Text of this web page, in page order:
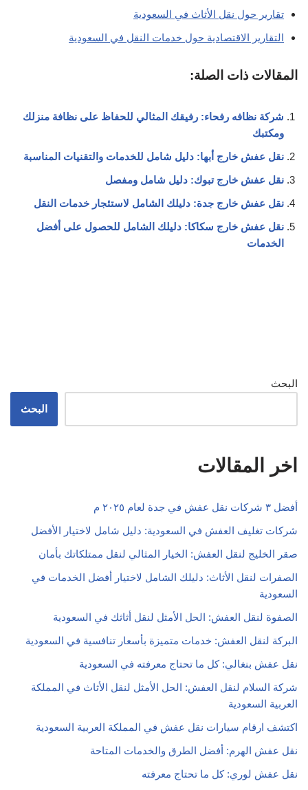
تقارير حول نقل الأثاث في السعودية
التقارير الاقتصادية حول خدمات النقل في السعودية
المقالات ذات الصلة:
شركة نظافه رفحاء: رفيقك المثالي للحفاظ على نظافة منزلك
ومكتبك
نقل عفش خارج أبها: دليل شامل للخدمات والتقنيات المناسبة
نقل عفش خارج تبوك: دليل شامل ومفصل
نقل عفش خارج جدة: دليلك الشامل لاستئجار خدمات النقل
نقل عفش خارج سكاكا: دليلك الشامل للحصول على أفضل
الخدمات
البحث
البحث
اخر المقالات
أفضل ٣ شركات نقل عفش في جدة لعام ٢٠٢٥ م
شركات تغليف العفش في السعودية: دليل شامل لاختيار الأفضل
صقر الخليج لنقل العفش: الخيار المثالي لنقل ممتلكاتك بأمان
الصفرات لنقل الأثاث: دليلك الشامل لاختيار أفضل الخدمات في
السعودية
الصفوة لنقل العفش: الحل الأمثل لنقل أثاثك في السعودية
البركة لنقل العفش: خدمات متميزة بأسعار تنافسية في السعودية
نقل عفش بنغالي: كل ما تحتاج معرفته في السعودية
شركة السلام لنقل العفش: الحل الأمثل لنقل الأثاث في المملكة
العربية السعودية
اكتشف ارقام سيارات نقل عفش في المملكة العربية السعودية
نقل عفش الهرم: أفضل الطرق والخدمات المتاحة
نقل عفش لوري: كل ما تحتاج معرفته